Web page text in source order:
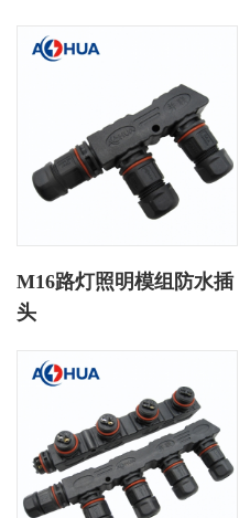
M16路灯照明模组防水插
头